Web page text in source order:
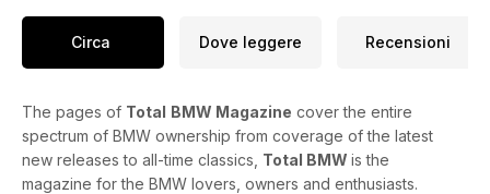
Circa Dove leggere Recensioni
The pages of Total BMW Magazine cover the entire
spectrum of BMW ownership from coverage of the latest
new releases to all-time classics, Total BMW is the
magazine for the BMW lovers, owners and enthusiasts.